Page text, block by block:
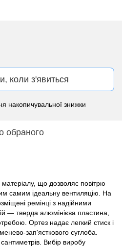
коли з'явиться
накопичувальної знижки
обраного
матеріалу, що дозволяє повітрю
самим ідеальну вентиляцію. На
ремінці з надійними
— тверда алюмінієва пластина,
Ортез надає легкий стиск і
зап'ясткового суглоба.
Вибір виробу